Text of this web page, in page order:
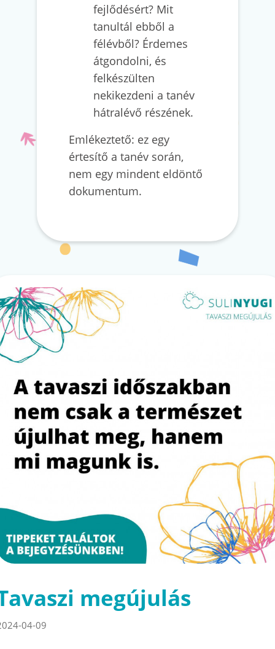
fejlődésért? Mit
tanultál ebből a
félévből? Érdemes
átgondolni, és
felkészülten
nekikezdeni a tanév
hátralévő részének.
Emlékeztető: ez egy
értesítő a tanév során,
nem egy mindent eldöntő
dokumentum.
megújulás
04-09